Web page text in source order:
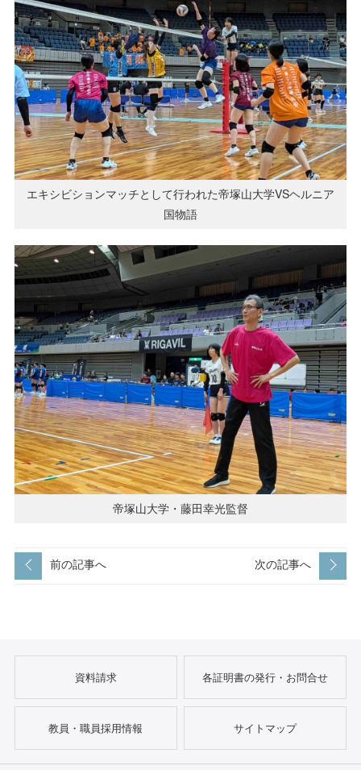
エキシビションマッチとして行われた帝塚山大学VSヘルニア
国物語
帝塚山大学・藤田幸光監督
前の記事へ 次の記事へ
資料請求 各証明書の発行・お問合せ
教員・職員採用情報 サイトマップ